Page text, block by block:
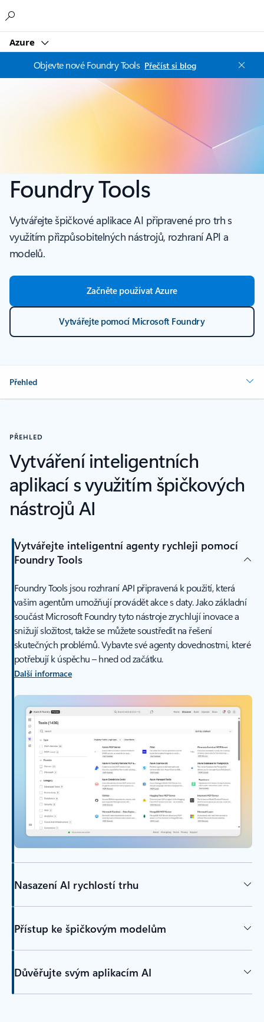
Azure
Objevte nové Foundry Tools Přečíst si blog
Foundry Tools
Vytvářejte špičkové aplikace AI připravené pro trh s
využitím přizpůsobitelných nástrojů, rozhraní API a
modelů.
Začněte používat Azure
Vytvářejte pomocí Microsoft Foundry
Přehled
PŘEHLED
Vytváření inteligentních
aplikací s využitím špičkových
nástrojů AI
Vytvářejte inteligentní agenty rychleji pomocí
Foundry Tools
Foundry Tools jsou rozhraní API připravená k použití, která
vašim agentům umožňují provádět akce s daty. Jako základní
součást Microsoft Foundry tyto nástroje zrychlují inovace a
snižují složitost, takže se můžete soustředit na řešení
skutečných problémů. Vybavte své agenty dovednostmi, které
potřebují k úspěchu – hned od začátku.
Další informace
Nasazení AI rychlostí trhu
Přístup ke špičkovým modelům
Důvěřujte svým aplikacím AI